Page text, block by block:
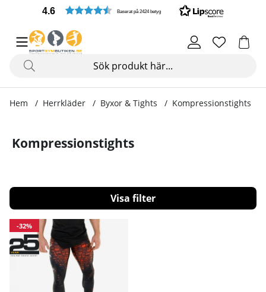
4.6 Baserat på 2424 betyg
Hem Herrkläder Byxor & Tights Kompressionstights
Kompressionstights
Filtrera
Produkter
-32%